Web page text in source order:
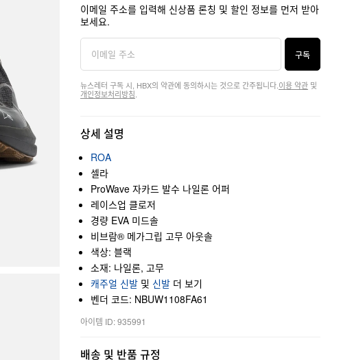
이메일 주소를 입력해 신상품 론칭 및 할인 정보를 먼저 받아
보세요.
구독
뉴스레터 구독 시, HBX의 약관에 동의하시는 것으로 간주됩니다. 이용 약관 및
개인정보처리방침
상세 설명
ROA
셀라
ProWave 자카드 발수 나일론 어퍼
레이스업 클로저
경량 EVA 미드솔
비브람® 메가그립 고무 아웃솔
색상: 블랙
소재: 나일론, 고무
캐주얼 신발 및 신발 더 보기
벤더 코드: NBUW1108FA61
아이템 ID: 935991
배송 및 반품 규정